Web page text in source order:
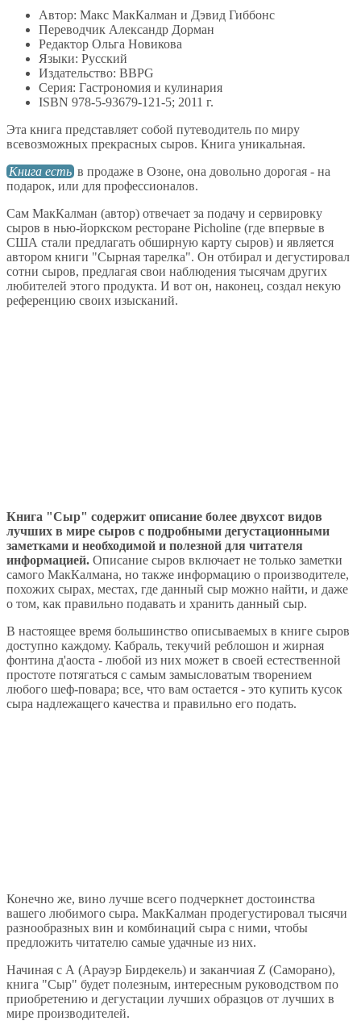
Автор: Макс МакКалман и Дэвид Гиббонс
Переводчик Александр Дорман
Редактор Ольга Новикова
Языки: Русский
Издательство: BBPG
Серия: Гастрономия и кулинария
ISBN 978-5-93679-121-5; 2011 г.
Эта книга представляет собой путеводитель по миру
всевозможных прекрасных сыров. Книга уникальная.
Книга есть в продаже в Озоне, она довольно дорогая - на
подарок, или для профессионалов.
Сам МакКалман (автор) отвечает за подачу и сервировку
сыров в нью-йоркском ресторане Picholine (где впервые в
США стали предлагать обширную карту сыров) и является
автором книги "Сырная тарелка". Он отбирал и дегустировал
сотни сыров, предлагая свои наблюдения тысячам других
любителей этого продукта. И вот он, наконец, создал некую
референцию своих изысканий.
Книга "Сыр" содержит описание более двухсот видов
лучших в мире сыров с подробными дегустационными
заметками и необходимой и полезной для читателя
информацией. Описание сыров включает не только заметки
самого МакКалмана, но также информацию о производителе,
похожих сырах, местах, где данный сыр можно найти, и даже
о том, как правильно подавать и хранить данный сыр.
В настоящее время большинство описываемых в книге сыров
доступно каждому. Кабраль, текучий реблошон и жирная
фонтина д'аоста - любой из них может в своей естественной
простоте потягаться с самым замысловатым творением
любого шеф-повара; все, что вам остается - это купить кусок
сыра надлежащего качества и правильно его подать.
Конечно же, вино лучше всего подчеркнет достоинства
вашего любимого сыра. МакКалман продегустировал тысячи
разнообразных вин и комбинаций сыра с ними, чтобы
предложить читателю самые удачные из них.
Начиная с А (Арауэр Бирдекель) и заканчиая Z (Саморано),
книга "Сыр" будет полезным, интересным руководством по
приобретению и дегустации лучших образцов от лучших в
мире производителей.